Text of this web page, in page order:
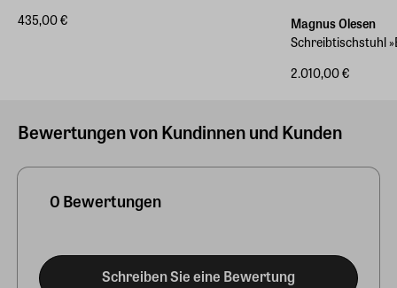
435,00 €
Magnus Olesen
Schreibtischstuhl
2.010,00 €
Bewertungen von Kundinnen und Kunden
0 Bewertungen
Schreiben Sie eine Bewertung